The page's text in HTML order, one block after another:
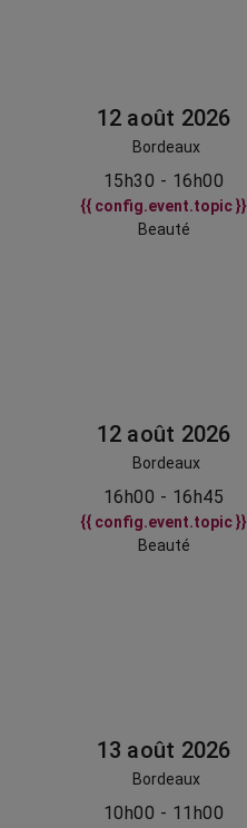
12 août 2026
Bordeaux
15h30 - 16h00
{{ config.event.topic }}
Beauté
12 août 2026
Bordeaux
16h00 - 16h45
{{ config.event.topic }}
Beauté
13 août 2026
Bordeaux
10h00 - 11h00